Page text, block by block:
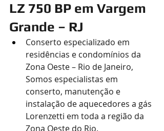
LZ 750 BP em Vargem
Grande – RJ
Conserto especializado em
residências e condomínios da
Zona Oeste – Rio de Janeiro,
Somos especialistas em
conserto, manutenção e
instalação de aquecedores a gás
Lorenzetti em toda a região da
Zona Oeste do Rio.